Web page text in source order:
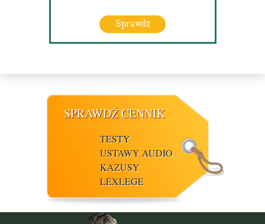
Sprawdź
SPRAWDŹ CENNIK
TESTY
USTAWY AUDIO
KAZUSY
LEXLEGE